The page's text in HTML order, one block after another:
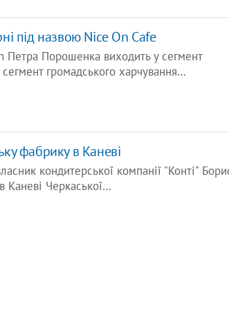
під назвою Nice On Cafe
Петра Порошенка виходить у сегмент
громадського харчування…
фабрику в Каневі
кондитерської компанії "Конті"
Каневі Черкаської…